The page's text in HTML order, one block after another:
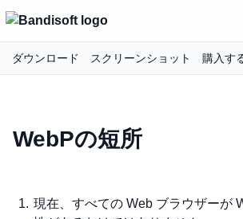
ダウンロード スクリーンショット 購入す
WebPの短所
現在、すべての Web ブラウザーが